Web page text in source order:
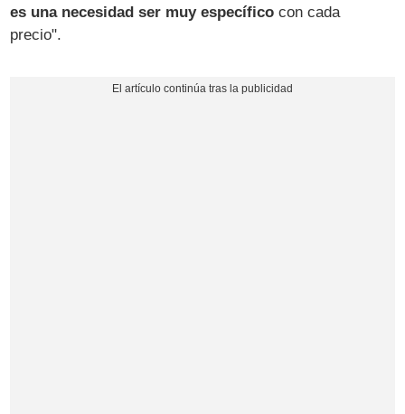
es una necesidad ser muy específico con cada
precio".